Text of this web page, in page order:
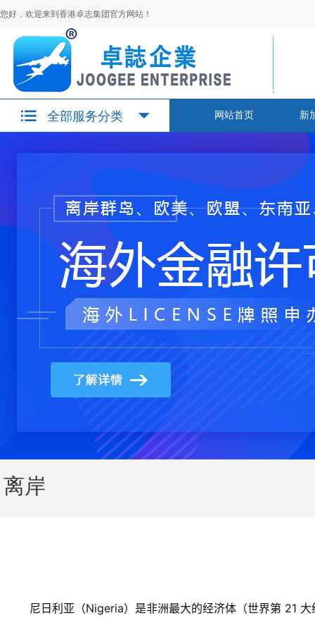
您好，欢迎来到香港卓志集团官方网站！
全部服务分类 网站首页 新
离岸
尼日利亚（Nigeria）是非洲最大的经济体（世界第 21